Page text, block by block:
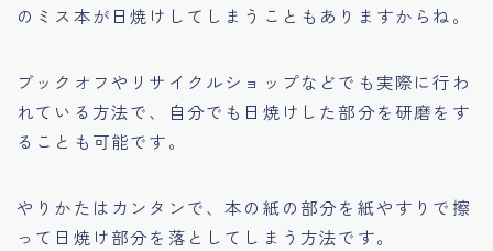
のミス本が日焼けしてしまうこともありますからね。
ブックオフやリサイクルショップなどでも実際に行わ
れている方法で、自分でも日焼けした部分を研磨をす
ることも可能です。
やりかたはカンタンで、本の紙の部分を紙やすりで擦
って日焼け部分を落としてしまう方法です。